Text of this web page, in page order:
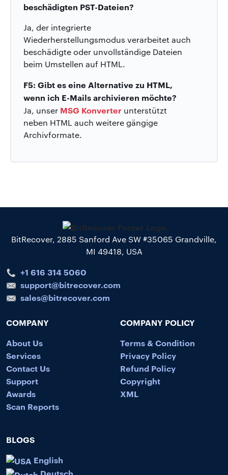
beschädigten PST-Dateien?
Ja, der integrierte
Wiederherstellungsmodus verarbeitet auch
beschädigte oder unvollständige Dateien
beim Umstellen auf HTML.
F5: Gibt es eine Alternative zu HTML,
wenn ich E-Mails archivieren möchte?
Ja, unser MSG Konverter unterstützt
neben HTML auch weitere gängige
Archivformate.
BitRecover, 2885 Sanford Ave SW #35065 Grandville,
MI 49418, USA
+1 616 314 5060
support@bitrecover.com
sales@bitrecover.com
COMPANY
About Us
Services
Contact Us
Support
Awards
Scan Reports
COMPANY POLICY
Terms & Condition
Privacy Policy
Refund Policy
Copyright
XML
BLOGS
English